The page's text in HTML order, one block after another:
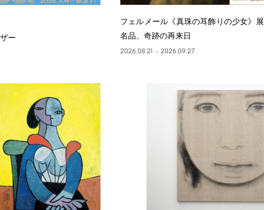
ー
フェルメール《真珠の耳飾りの少女》展
名品、奇跡の再来日
2026.08.21 – 2026.09.27